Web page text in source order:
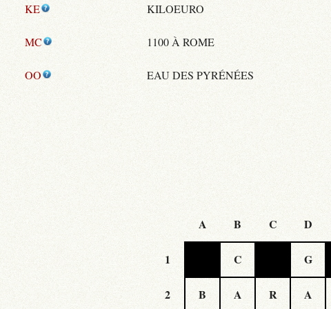
KE KILOEURO
MC 1100 À ROME
OO EAU DES PYRÉNÉES
A B C D
1 C G
2 B A R A